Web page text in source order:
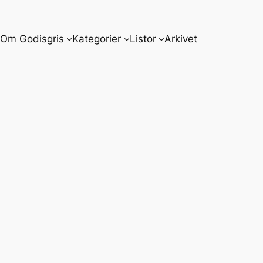
Om Godisgris Kategorier Listor Arkivet